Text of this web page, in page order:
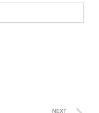
NEXT